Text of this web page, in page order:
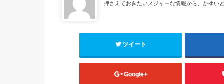
押さえておきたいメジャーな情報から、かゆい
ツイート
Google+